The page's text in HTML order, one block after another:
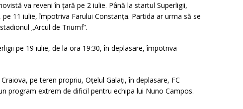
va reveni în țară pe 2 iulie. Până la startul Superligii,
11 iulie, împotriva Farului Constanța. Partida ar urma să se
„Arcul de Triumf”.
pe 19 iulie, de la ora 19:30, în deplasare, împotriva
pe teren propriu, Oțelul Galați, în deplasare, FC
program extrem de dificil pentru echipa lui Nuno Campos.